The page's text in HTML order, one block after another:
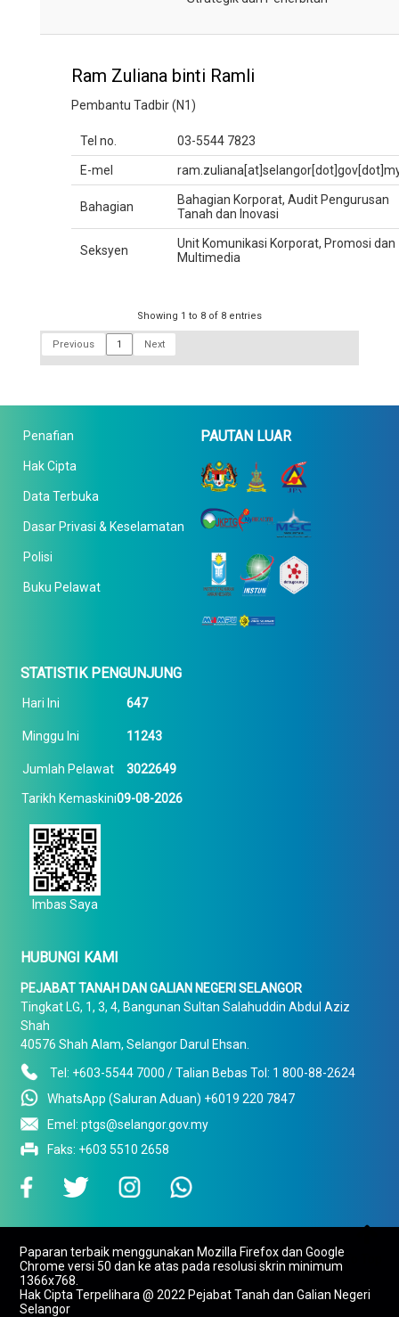
Ram Zuliana binti Ramli
Pembantu Tadbir (N1)
Tel no. 03-5544 7823
E-mel
Bahagian
Bahagian Korporat, Audit Pengurusan
Tanah dan Inovasi
Seksyen
Unit Komunikasi Korporat, Promosi dan
Multimedia
Showing 1 to 8 of 8 entries
Previous 1 Next
Penafian
Hak Cipta
Data Terbuka
Dasar Privasi & Keselamatan
Polisi
Buku Pelawat
PAUTAN LUAR
STATISTIK PENGUNJUNG
Hari Ini 647
Minggu Ini 11243
Jumlah Pelawat 3022649
Tarikh Kemaskini09-08-2026
Imbas Saya
HUBUNGI KAMI
PEJABAT TANAH DAN GALIAN NEGERI SELANGOR
Tingkat LG, 1, 3, 4, Bangunan Sultan Salahuddin Abdul Aziz
Shah
40576 Shah Alam, Selangor Darul Ehsan.
Tel: +603-5544 7000 / Talian Bebas Tol: 1 800-88-2624
WhatsApp (Saluran Aduan) +6019 220 7847
Emel: ptgs@selangor.gov.my
Faks: +603 5510 2658

To Top
Paparan terbaik menggunakan Mozilla Firefox dan Google
Chrome versi 50 dan ke atas pada resolusi skrin minimum
1366x768.
Hak Cipta Terpelihara @ 2022 Pejabat Tanah dan Galian Negeri
Selangor